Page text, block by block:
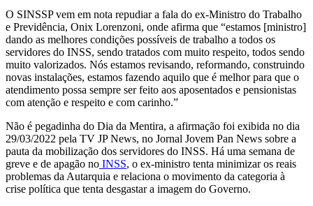
O SINSSP vem em nota repudiar a fala do ex-Ministro do Trabalho
e Previdência, Onix Lorenzoni, onde afirma que “estamos [ministro]
dando as melhores condições possíveis de trabalho a todos os
servidores do INSS, sendo tratados com muito respeito, todos sendo
muito valorizados. Nós estamos revisando, reformando, construindo
novas instalações, estamos fazendo aquilo que é melhor para que o
atendimento possa sempre ser feito aos aposentados e pensionistas
com atenção e respeito e com carinho.”
Não é pegadinha do Dia da Mentira, a afirmação foi exibida no dia
29/03/2022 pela TV JP News, no Jornal Jovem Pan News sobre a
pauta da mobilização dos servidores do INSS. Há uma semana de
greve e de apagão no INSS, o ex-ministro tenta minimizar os reais
problemas da Autarquia e relaciona o movimento da categoria à
crise política que tenta desgastar a imagem do Governo.